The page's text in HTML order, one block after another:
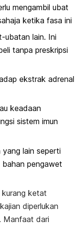
mengambil ubat
ketika fasa ini
ubatan lain. Ini
tanpa preskripsi
ekstrak adrenal
keadaan
sistem imun
yang lain seperti
pengawet
kurang ketat
diperlukan
Manfaat dari